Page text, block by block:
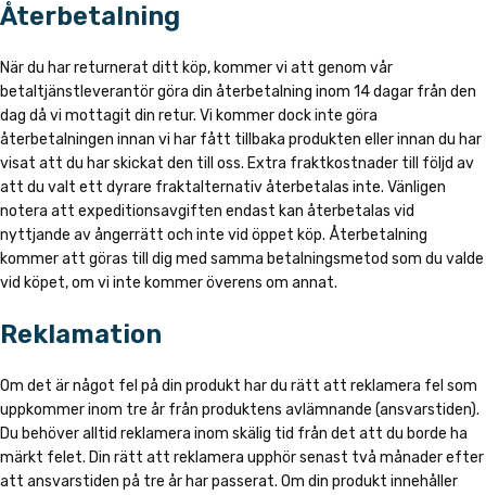
Återbetalning
När du har returnerat ditt köp, kommer vi att genom vår
betaltjänstleverantör göra din återbetalning inom 14 dagar från den
dag då vi mottagit din retur. Vi kommer dock inte göra
återbetalningen innan vi har fått tillbaka produkten eller innan du har
visat att du har skickat den till oss. Extra fraktkostnader till följd av
att du valt ett dyrare fraktalternativ återbetalas inte. Vänligen
notera att expeditionsavgiften endast kan återbetalas vid
nyttjande av ångerrätt och inte vid öppet köp. Återbetalning
kommer att göras till dig med samma betalningsmetod som du valde
vid köpet, om vi inte kommer överens om annat.
Reklamation
Om det är något fel på din produkt har du rätt att reklamera fel som
uppkommer inom tre år från produktens avlämnande (ansvarstiden).
Du behöver alltid reklamera inom skälig tid från det att du borde ha
märkt felet. Din rätt att reklamera upphör senast två månader efter
att ansvarstiden på tre år har passerat. Om din produkt innehåller